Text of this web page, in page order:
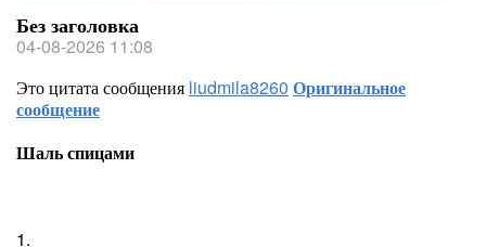
Без заголовка
04-08-2026 11:08
Это цитата сообщения liudmila8260 Оригинальное
сообщение
Шаль спицами
1.